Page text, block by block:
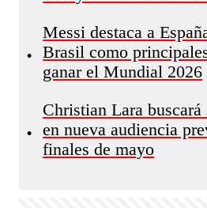
•
Messi destaca a
Brasil como
ganar el Mundial 2026
•
Christian Lara
en nueva audiencia
finales de mayo